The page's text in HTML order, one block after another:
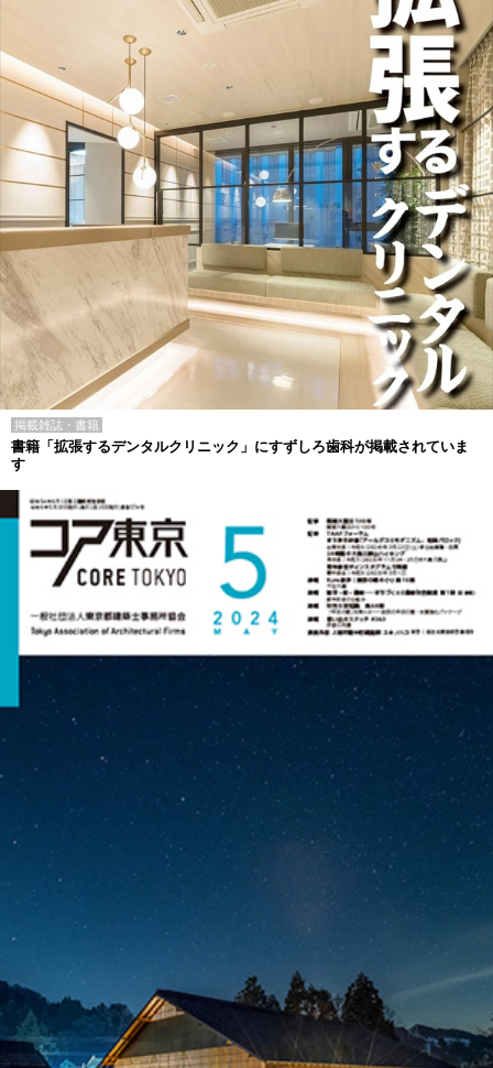
掲載雑誌・書籍
書籍「拡張するデンタルクリニック」にすずしろ歯科が掲載されていま
す